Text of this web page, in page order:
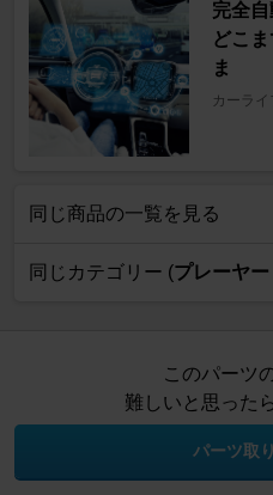
完全
どこ
ま
カーライ
同じ商品の一覧を見る
同じカテゴリー (プレーヤ
このパーツ
難しいと思った
パーツ取